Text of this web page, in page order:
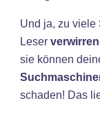
Und ja, zu viele
Leser
sie können
schaden! Das